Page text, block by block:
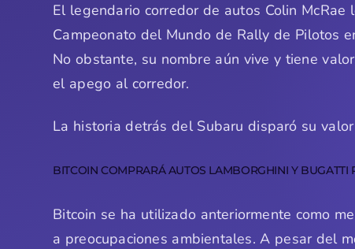
El legendario corredor de autos Colin
Campeonato del Mundo de Rally de Pilotos
No obstante, su nombre aún vive y tiene
el apego al corredor.
La historia detrás del Subaru disparó su
BITCOIN COMPRARÁ AUTOS LAMBORGHINI Y BUGATTI
Bitcoin se ha utilizado anteriormente como
a preocupaciones ambientales. A pesar del